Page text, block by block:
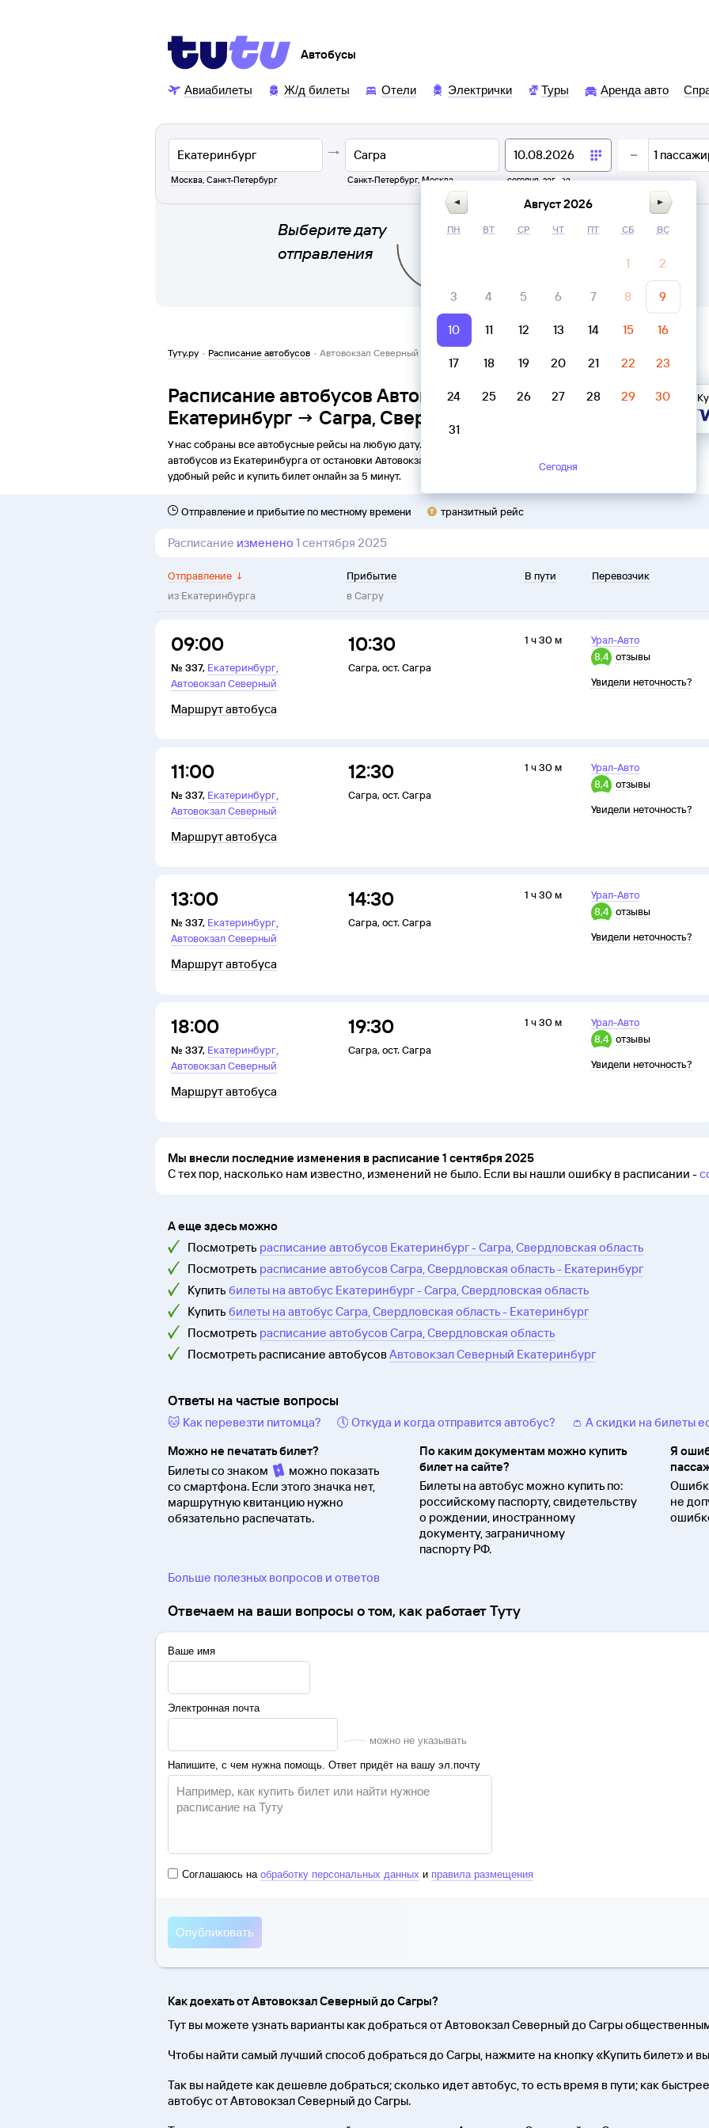
Автобусы
Авиабилеты Ж/д билеты Отели Электрички Туры Аренда авто
Москва, Санкт-Петербург Санкт-Петербург, Москва сегодня, завтра
1
Выберите дату
отправления
Туту.ру · Расписание автобусов · Автовокзал Северный Екатеринбург → Сагра, Свердловская область
Расписание автобусов Автовокзал Северный
Екатеринбург → Сагра, Свердловская область
У нас собраны все автобусные рейсы на любую дату. Вы можете узнать точное расписание
автобусов из Екатеринбургаотостановки Автовокзал Северный
удобный рейс и купить билет онлайн за 5 минут.
Отправление и прибытие по местному времени транзитный рейс
Расписание изменено 1 сентября 2025
Отправление ↓
из Екатеринбурга
Прибытие
в Сагру
В пути Перевозчик
09:00
№ 337, Екатеринбург,
Автовокзал Северный
10:30
Сагра, ост. Сагра
1 ч 30 м
Урал-Авто
8,4 отзывы
Увидели неточность?
Маршрут автобуса
11:00
№ 337, Екатеринбург,
Автовокзал Северный
12:30
Сагра, ост. Сагра
1 ч 30 м
Урал-Авто
8,4 отзывы
Увидели неточность?
Маршрут автобуса
13:00
№ 337, Екатеринбург,
Автовокзал Северный
14:30
Сагра, ост. Сагра
1 ч 30 м
Урал-Авто
8,4 отзывы
Увидели неточность?
Маршрут автобуса
18:00
№ 337, Екатеринбург,
Автовокзал Северный
19:30
Сагра, ост. Сагра
1 ч 30 м
Урал-Авто
8,4 отзывы
Увидели неточность?
Маршрут автобуса
Мы внесли последние изменения в расписание 1 сентября 2025
С тех пор, насколько нам известно, изменений не было. Если вы нашли ошибку в расписании -
А еще здесь можно
Посмотреть расписание автобусов Екатеринбург - Сагра, Свердловская область
Посмотреть расписание автобусов Сагра, Свердловская область - Екатеринбург
Купить билеты на автобус Екатеринбург - Сагра, Свердловская область
Купить билеты на автобус Сагра, Свердловская область - Екатеринбург
Посмотреть расписание автобусов Сагра, Свердловская область
Посмотреть расписание автобусовАвтовокзал Северный Екатеринбург
Ответы на частые вопросы
🐱 Как перевезти питомца? 🕔 Откуда и когда отправится автобус?
👛 А скидки на билеты
Можно не печатать билет?
Билеты со знаком
можно показать
со смартфона. Если этого значка нет,
маршрутную квитанцию нужно
обязательно распечатать.
По каким документам можно купить
билет на сайте?
Билеты на автобус можно купить по:
российскому паспорту, свидетельству
о рождении, иностранному
документу, заграничному
паспорту РФ.
Я
не
Больше полезных вопросов и ответов
Отвечаем на ваши вопросы о том, как работает Туту
Ваше имя
Электронная почта
можно не указывать
Напишите, с чем нужна помощь. Ответ придёт на вашу эл.почту
Соглашаюсь на обработку персональных данных и правила размещения
Как доехать от Автовокзал Северный до Сагры?
Тут вы можете узнать варианты как добраться от Автовокзал Северный до Сагры
Чтобы найти самый лучший способ добраться до Сагры, нажмите на кнопку «Купить билет» и
Так вы найдете как дешевле добраться; сколько идет автобус, то есть время в пути; как
автобус от Автовокзал Северный до Сагры.
Август 2026
ПН ВТ СР ЧТ ПТ СБ ВС
1 2
3 4 5 6 7 8 9
10 11 12 13 14 15 16
17 18 19 20 21 22 23
24 25 26 27 28 29 30
31
Сегодня